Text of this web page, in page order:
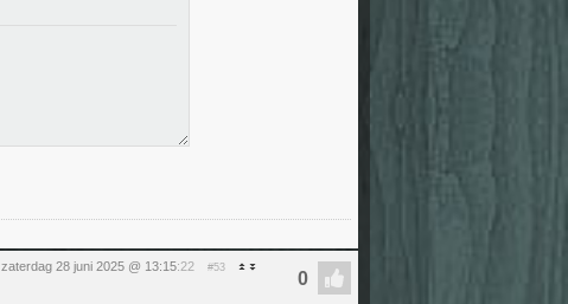
zaterdag 28 juni 2025 @ 13:15:22 #53